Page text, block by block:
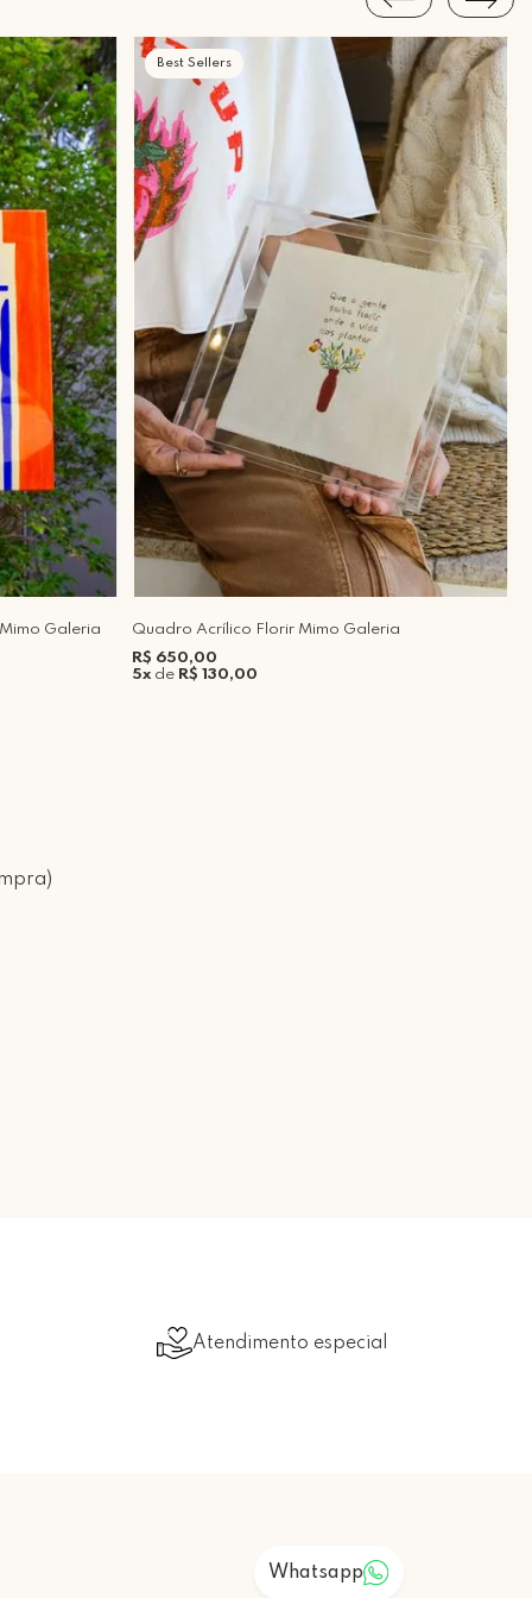
Galeria
Best Sellers
Quadro Acrílico Florir Mimo Galeria
R$ 650,00
5xde R$ 130,00
Atendimento especial
Whatsapp